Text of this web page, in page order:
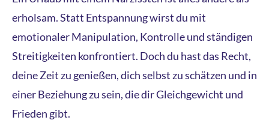
erholsam. Statt Entspannung wirst du mit
emotionaler Manipulation, Kontrolle und ständigen
Streitigkeiten konfrontiert. Doch du hast das Recht,
deine Zeit zu genießen, dich selbst zu schätzen und in
einer Beziehung zu sein, die dir Gleichgewicht und
Frieden gibt.